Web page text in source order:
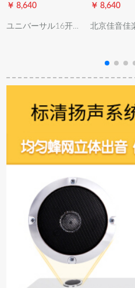
￥ 8,640
ユニバーサル16开五
ト10册プロシュート
￥ 8,640
北京佳音佳
師調琴修理
弁護士。